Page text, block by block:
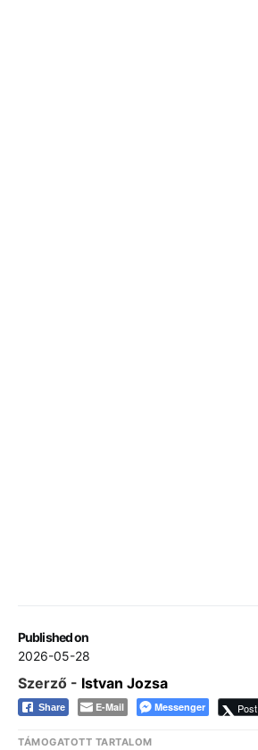
Published on
2026-05-28
Szerző - Istvan Jozsa
Share E-Mail Messenger Post
TÁMOGATOTT TARTALOM